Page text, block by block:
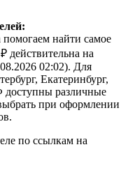
найти самое
действительна на
02:02). Для
Екатеринбург,
доступны различные
при оформлении
по ссылкам на